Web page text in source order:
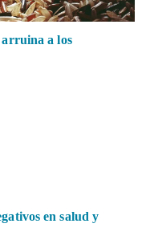
a los
en salud y